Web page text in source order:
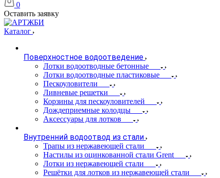
0
Оставить заявку
Каталог
Поверхностное водоотведение
Лотки водоотводные бетонные
Лотки водоотводные пластиковые
Пескоуловители
Ливневые решетки
Корзины для пескоуловителей
Дождеприемные колодцы
Аксессуары для лотков
Внутренний водоотвод из стали
Трапы из нержавеющей стали
Настилы из оцинкованной стали Grent
Лотки из нержавеющей стали
Решётки для лотков из нержавеющей стали